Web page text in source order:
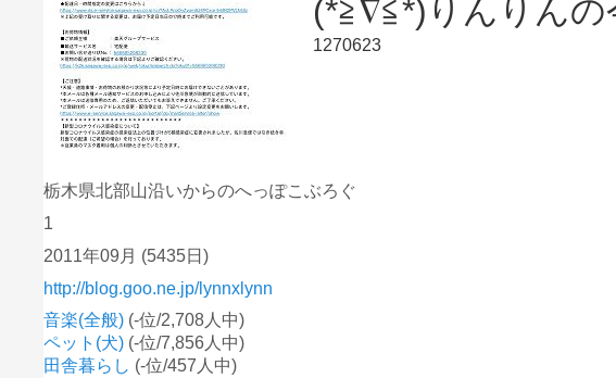
(*≧∇≦*)りんりんの
1270623
栃木県北部山沿いからのへっぽこぶろぐ
1
2011年09月 (5435日)
http://blog.goo.ne.jp/lynnxlynn
音楽(全般) (-位/2,708人中)
ペット(犬) (-位/7,856人中)
田舎暮らし (-位/457人中)